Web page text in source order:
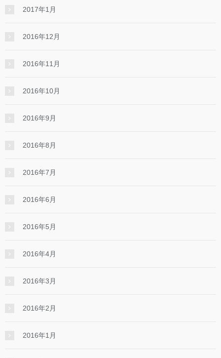
2017年1月
2016年12月
2016年11月
2016年10月
2016年9月
2016年8月
2016年7月
2016年6月
2016年5月
2016年4月
2016年3月
2016年2月
2016年1月